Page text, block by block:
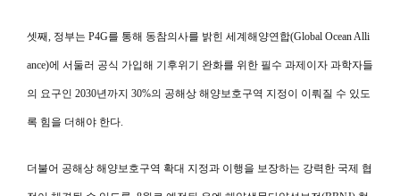
셋째, 정부는 P4G를 통해 동참의사를 밝힌 세계해양연합(Global Ocean Alli
ance)에 서둘러 공식 가입해 기후위기 완화를 위한 필수 과제이자 과학자들
의 요구인 2030년까지 30%의 공해상 해양보호구역 지정이 이뤄질 수 있도
록 힘을 더해야 한다.
더불어 공해상 해양보호구역 확대 지정과 이행을 보장하는 강력한 국제 협